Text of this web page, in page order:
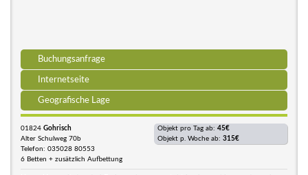
Buchungsanfrage
Internetseite
Geografische Lage
01824 Gohrisch
Alter Schulweg 70b
Telefon: 035028 80553
6 Betten + zusätzlich Aufbettung
Objekt pro Tag ab: 45€
Objekt p. Woche ab: 315€